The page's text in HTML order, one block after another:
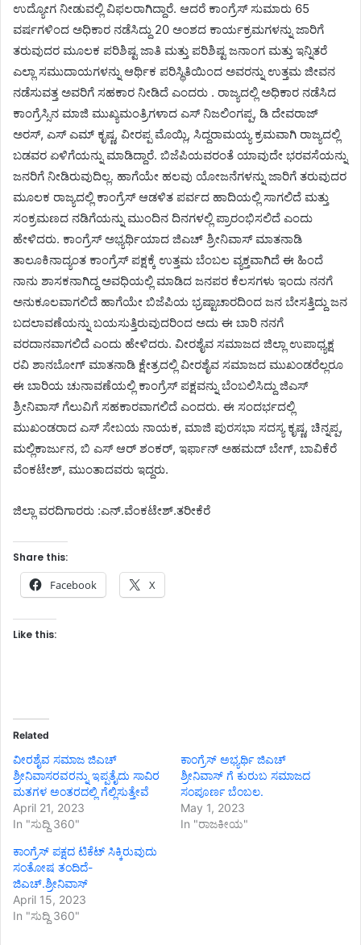
ಉದ್ಯೋಗ ನೀಡುವಲ್ಲಿ ವಿಫಲರಾಗಿದ್ದಾರೆ. ಆದರೆ ಕಾಂಗ್ರೆಸ್ ಸುಮಾರು 65
ವರ್ಷಗಳಿಂದ ಅಧಿಕಾರ ನಡೆಸಿದ್ದು 20 ಅಂಶದ ಕಾರ್ಯಕ್ರಮಗಳನ್ನು ಜಾರಿಗೆ
ತರುವುದರ ಮೂಲಕ ಪರಿಶಿಷ್ಟ ಜಾತಿ ಮತ್ತು ಪರಿಶಿಷ್ಟ ಜನಾಂಗ ಮತ್ತು ಇನ್ನಿತರೆ
ಎಲ್ಲಾ ಸಮುದಾಯಗಳನ್ನು ಆರ್ಥಿಕ ಪರಿಸ್ಥಿತಿಯಿಂದ ಅವರನ್ನು ಉತ್ತಮ ಜೀವನ
ನಡೆಸುವತ್ತ ಅವರಿಗೆ ಸಹಕಾರ ನೀಡಿದೆ ಎಂದರು . ರಾಜ್ಯದಲ್ಲಿ ಅಧಿಕಾರ ನಡೆಸಿದ
ಕಾಂಗ್ರೆಸ್ಸಿನ ಮಾಜಿ ಮುಖ್ಯಮಂತ್ರಿಗಳಾದ ಎಸ್ ನಿಜಲಿಂಗಪ್ಪ, ಡಿ ದೇವರಾಜ್
ಅರಸ್, ಎಸ್ ಎಮ್ ಕೃಷ್ಣ, ವೀರಪ್ಪ ಮೊಯ್ಲಿ, ಸಿದ್ದರಾಮಯ್ಯ ಕ್ರಮವಾಗಿ ರಾಜ್ಯದಲ್ಲಿ
ಬಡವರ ಏಳಿಗೆಯನ್ನು ಮಾಡಿದ್ದಾರೆ. ಬಿಜೆಪಿಯವರಂತೆ ಯಾವುದೇ ಭರವಸೆಯನ್ನು
ಜನರಿಗೆ ನೀಡಿರುವುದಿಲ್ಲ. ಹಾಗೆಯೇ ಹಲವು ಯೋಜನೆಗಳನ್ನು ಜಾರಿಗೆ ತರುವುದರ
ಮೂಲಕ ರಾಜ್ಯದಲ್ಲಿ ಕಾಂಗ್ರೆಸ್ ಆಡಳಿತ ಪರ್ವದ ಹಾದಿಯಲ್ಲಿ ಸಾಗಲಿದೆ ಮತ್ತು
ಸಂಕ್ರಮಣದ ನಡಿಗೆಯನ್ನು ಮುಂದಿನ ದಿನಗಳಲ್ಲಿ ಪ್ರಾರಂಭಿಸಲಿದೆ ಎಂದು
ಹೇಳಿದರು. ಕಾಂಗ್ರೆಸ್ ಅಭ್ಯರ್ಥಿಯಾದ ಜಿಎಚ್ ಶ್ರೀನಿವಾಸ್ ಮಾತನಾಡಿ
ತಾಲೂಕಿನಾದ್ಯಂತ ಕಾಂಗ್ರೆಸ್ ಪಕ್ಷಕ್ಕೆ ಉತ್ತಮ ಬೆಂಬಲ ವ್ಯಕ್ತವಾಗಿದೆ ಈ ಹಿಂದೆ
ನಾನು ಶಾಸಕನಾಗಿದ್ದ ಅವಧಿಯಲ್ಲಿ ಮಾಡಿದ ಜನಪರ ಕೆಲಸಗಳು ಇಂದು ನನಗೆ
ಅನುಕೂಲವಾಗಲಿದೆ ಹಾಗೆಯೇ ಬಿಜೆಪಿಯ ಭ್ರಷ್ಟಾಚಾರದಿಂದ ಜನ ಬೇಸತ್ತಿದ್ದು ಜನ
ಬದಲಾವಣೆಯನ್ನು ಬಯಸುತ್ತಿರುವುದರಿಂದ ಅದು ಈ ಬಾರಿ ನನಗೆ
ವರದಾನವಾಗಲಿದೆ ಎಂದು ಹೇಳಿದರು. ವೀರಶೈವ ಸಮಾಜದ ಜಿಲ್ಲಾ ಉಪಾಧ್ಯಕ್ಷ
ರವಿ ಶಾನಬೋಗ್ ಮಾತನಾಡಿ ಕ್ಷೇತ್ರದಲ್ಲಿ ವೀರಶೈವ ಸಮಾಜದ ಮುಖಂಡರೆಲ್ಲರೂ
ಈ ಬಾರಿಯ ಚುನಾವಣೆಯಲ್ಲಿ ಕಾಂಗ್ರೆಸ್ ಪಕ್ಷವನ್ನು ಬೆಂಬಲಿಸಿದ್ದು ಜಿಎಸ್
ಶ್ರೀನಿವಾಸ್ ಗೆಲುವಿಗೆ ಸಹಕಾರವಾಗಲಿದೆ ಎಂದರು. ಈ ಸಂದರ್ಭದಲ್ಲಿ
ಮುಖಂಡರಾದ ಎಸ್ ಸೇಬಯ ನಾಯಕ, ಮಾಜಿ ಪುರಸಭಾ ಸದಸ್ಯ ಕೃಷ್ಣ, ಚಿನ್ನಪ್ಪ,
ಮಲ್ಲಿಕಾರ್ಜುನ, ಬಿ ಎಸ್ ಆರ್ ಶಂಕರ್, ಇರ್ಫಾನ್ ಅಹಮದ್ ಬೇಗ್, ಬಾವಿಕೆರೆ
ವೆಂಕಟೇಶ್, ಮುಂತಾದವರು ಇದ್ದರು.
ಜಿಲ್ಲಾ ವರದಿಗಾರರು :ಎನ್.ವೆಂಕಟೇಶ್.ತರೀಕೆರೆ
Share this:
Facebook X
Like this:
Related
ವೀರಶೈವ ಸಮಾಜ ಜಿಎಚ್
ಶ್ರೀನಿವಾಸರವರನ್ನು ಇಪ್ಪತೈದು ಸಾವಿರ
ಮತಗಳ ಅಂತರದಲ್ಲಿ ಗೆಲ್ಲಿಸುತ್ತೇವೆ
April 21, 2023
In "ಸುದ್ದಿ 360"
ಕಾಂಗ್ರೆಸ್ ಅಭ್ಯರ್ಥಿ ಜಿಎಚ್
ಶ್ರೀನಿವಾಸ್ ಗೆ ಕುರುಬ ಸಮಾಜದ
ಸಂಪೂರ್ಣ ಬೆಂಬಲ.
May 1, 2023
In "ರಾಜಕೀಯ"
ಕಾಂಗ್ರೆಸ್ ಪಕ್ಷದ ಟಿಕೆಟ್ ಸಿಕ್ಕಿರುವುದು
ಸಂತೋಷ ತಂದಿದೆ-
ಜಿಎಚ್.ಶ್ರೀನಿವಾಸ್
April 15, 2023
In "ಸುದ್ದಿ 360"